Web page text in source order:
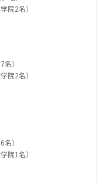
院2名）
）
院2名）
）
院1名）